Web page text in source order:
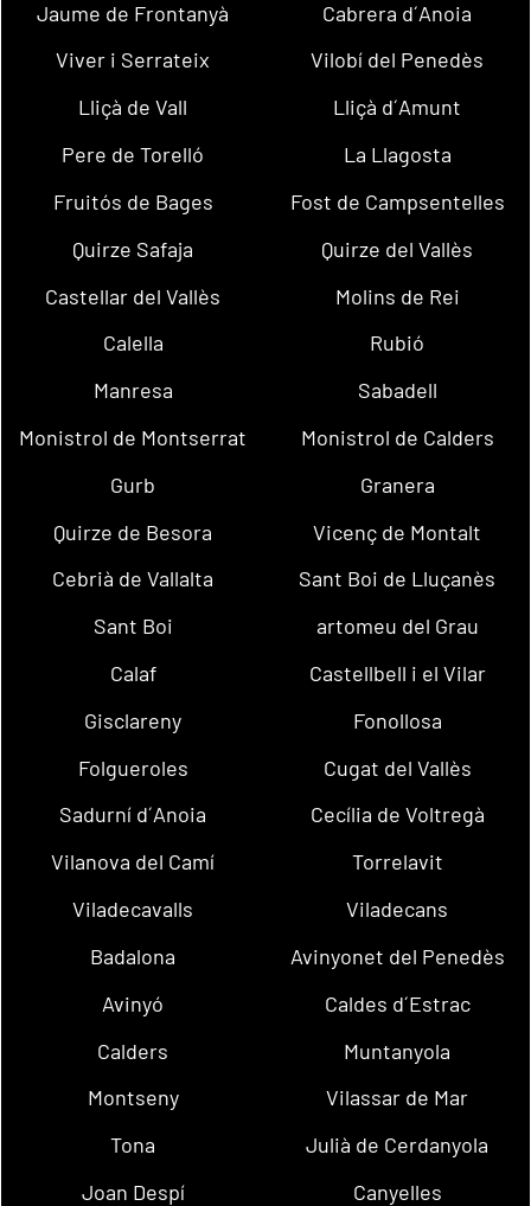
Jaume de Frontanyà
Cabrera d´Anoia
Viver i Serrateix
Vilobí del Penedès
Lliçà de Vall
Lliçà d´Amunt
Pere de Torelló
La Llagosta
Fruitós de Bages
Fost de Campsentelles
Quirze Safaja
Quirze del Vallès
Castellar del Vallès
Molins de Rei
Calella
Rubió
Manresa
Sabadell
Monistrol de Montserrat
Monistrol de Calders
Gurb
Granera
Quirze de Besora
Vicenç de Montalt
Cebrià de Vallalta
Sant Boi de Lluçanès
Sant Boi
artomeu del Grau
Calaf
Castellbell i el Vilar
Gisclareny
Fonollosa
Folgueroles
Cugat del Vallès
Sadurní d´Anoia
Cecília de Voltregà
Vilanova del Camí
Torrelavit
Viladecavalls
Viladecans
Badalona
Avinyonet del Penedès
Avinyó
Caldes d´Estrac
Calders
Muntanyola
Montseny
Vilassar de Mar
Tona
Julià de Cerdanyola
Joan Despí
Canyelles